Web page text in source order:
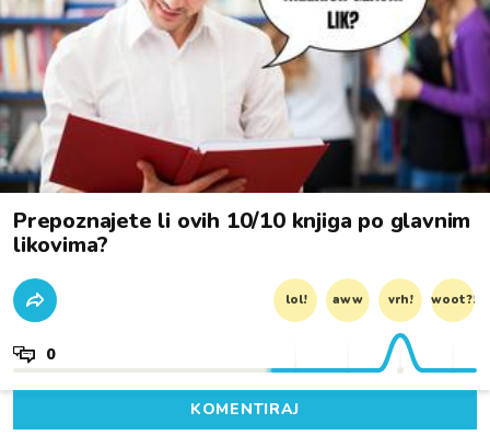
Prepoznajete li ovih 10/10 knjiga po glavnim
likovima?
lol! aww vrh! woot?!
0
KOMENTIRAJ